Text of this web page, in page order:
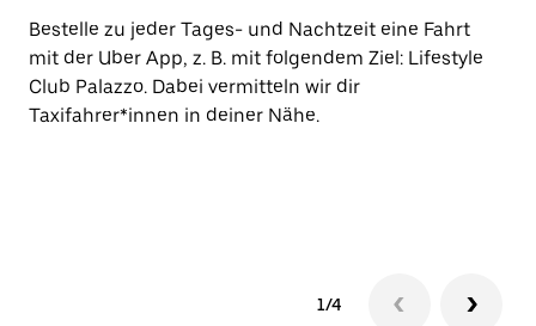
Bestelle zu jeder Tages- und Nachtzeit eine Fahrt
mit der Uber App, z. B. mit folgendem Ziel: Lifestyle
Club Palazzo. Dabei vermitteln wir dir
Taxifahrer*innen in deiner Nähe.
1/4